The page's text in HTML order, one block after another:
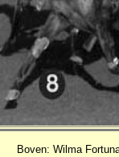
Boven: Wilma